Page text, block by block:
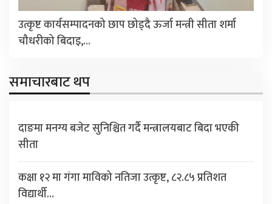
उत्कृष्ट कार्यसम्पादनको छाप छोड्दै ऊर्जा मन्त्री सीता शर्मा
चौधरीको बिदाइ,…
समाचारबाट थप
दाङमा मनग्य बजेट सुनिश्चित गर्दै मन्त्रालयबाट बिदा भएकी
सीता
कक्षा १२ मा गंगा माविको नतिजा उत्कृष्ट, ८२.८५ प्रतिशत
विद्यार्थी…